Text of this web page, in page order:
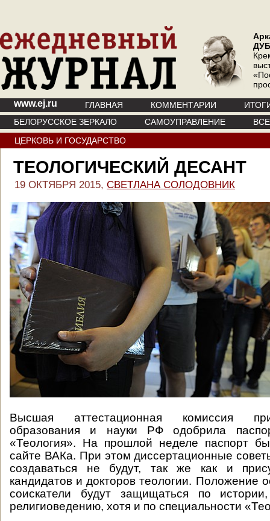
www.ej.ru ГЛАВНАЯ КОММЕНТАРИИ
БЕЛОРУССКОЕ ЗЕРКАЛО
САМОУПРАВЛЕНИЕ
ЦЕРКОВЬ И ГОСУДАРСТВО
ТЕОЛОГИЧЕСКИЙ ДЕСАНТ
19 ОКТЯБРЯ 2015, СВЕТЛАНА СОЛОДОВНИК
Высшая аттестационная комиссия
образования и науки РФ одобрила
«Теология». На прошлой неделе паспорт
сайте ВАКа. При этом диссертационные
создаваться не будут, так же как и
кандидатов и докторов теологии. Положение
соискатели будут защищаться по
религиоведению, хотя и по специальности